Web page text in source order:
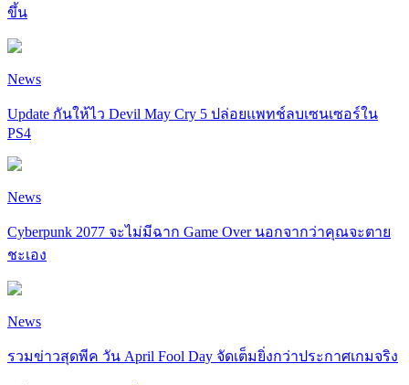
ขึ้น
News
Update กันให้ไว Devil May Cry 5 ปล่อยแพทช์ลบเซนเซอร์ใน
PS4
News
Cyberpunk 2077 จะไม่มีฉาก Game Over นอกจากว่าคุณจะตาย
ชะเอง
News
รวมข่าวสุดพีค วัน April Fool Day จัดเต็มยิ่งกว่าประกาศเกมจริง